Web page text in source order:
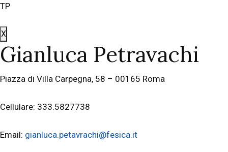
TP
X
Gianluca Petravachi
Piazza di Villa Carpegna, 58 – 00165 Roma
Cellulare: 333.5827738
Email: gianluca.petavrachi@fesica.it